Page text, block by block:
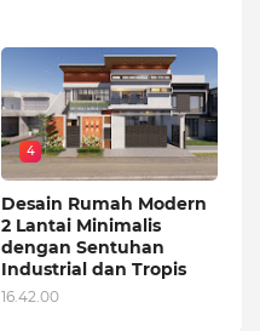
4
Desain Rumah Modern
2 Lantai Minimalis
dengan Sentuhan
Industrial dan Tropis
16.42.00